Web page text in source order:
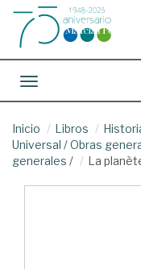
Toggle navigation
Inicio Libros
Universal /Obras
generales / La